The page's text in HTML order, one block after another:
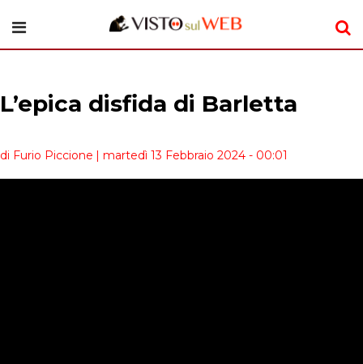
L’epica disfida di Barletta
di Furio Piccione | martedì 13 Febbraio 2024 - 00:01